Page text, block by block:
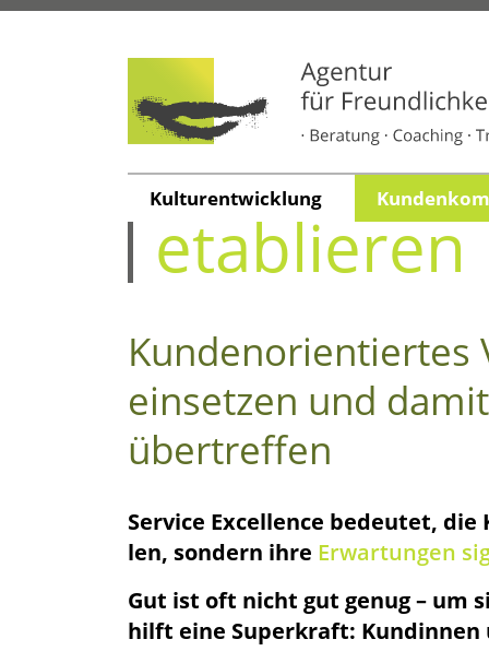
Kul­tur­ent­wick­lung
Ser­vice
etablieren
Kun­den­ori­en­tier­tes
ein­set­zen und
übertreffen
Ser­vice Excel­lence bedeu­tet,
len, son­dern ihre Erwar­tun­gen
Gut ist oft nicht gut genug – um
hilft eine Super­kraft: Kun­din­nen